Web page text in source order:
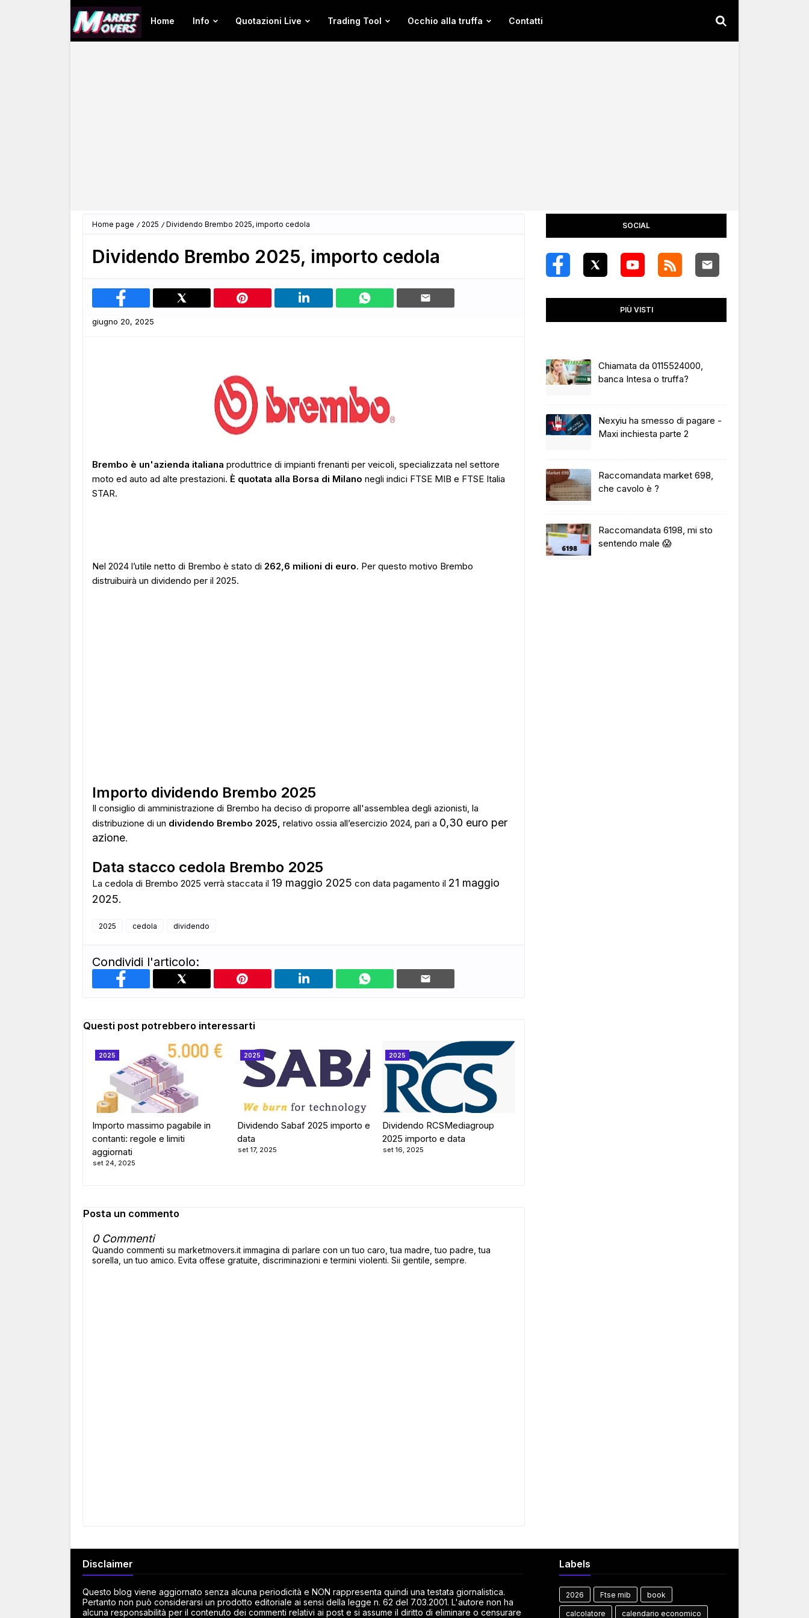
Home Info Quotazioni Live Trading Tool Occhio alla truffa Contatti
ADS
Home page 2025 Dividendo Brembo 2025, importo cedola
Dividendo Brembo 2025, importo cedola
giugno 20, 2025
Brembo è un'azienda italiana produttrice di impianti frenanti per veicoli, specializzata nel settore
moto ed auto ad alte prestazioni. È quotata alla Borsa di Milano negli indici FTSE MIB e FTSE Italia
STAR.
Nel 2024 l’utile netto di Brembo è stato di 262,6 milioni di euro. Per questo motivo Brembo
distruibuirà un dividendo per il 2025.
Importo dividendo Brembo 2025
Il consiglio di amministrazione di Brembo ha deciso di proporre all'assemblea degli azionisti, la
distribuzione di un dividendo Brembo 2025, relativo ossia all’esercizio 2024, pari a 0,30 euro per
azione.
Data stacco cedola Brembo 2025
La cedola di Brembo 2025 verrà staccata il 19 maggio 2025 con data pagamento il 21 maggio
2025.
2025 cedola dividendo
Condividi l'articolo:
Questi post potrebbero interessarti
2025
Importo massimo pagabile in
contanti: regole e limiti
aggiornati
set 24, 2025
2025
Dividendo Sabaf 2025 importo e
data
set 17, 2025
2025
Dividendo RCSMediagroup
2025 importo e data
set 16, 2025
Posta un commento
0 Commenti
Quando commenti su marketmovers.it immagina di parlare con un tuo caro, tua madre, tuo padre, tua
sorella, un tuo amico. Evita offese gratuite, discriminazioni e termini violenti. Sii gentile, sempre.
SOCIAL
PIÙ VISTI
Chiamata da 0115524000,
banca Intesa o truffa?
Nexyiu ha smesso di pagare -
Maxi inchiesta parte 2
Raccomandata market 698,
che cavolo è ?
Raccomandata 6198, mi sto
sentendo male 😱
Disclaimer
Questo blog viene aggiornato senza alcuna periodicità e NON rappresenta quindi una testata giornalistica.
Pertanto non può considerarsi un prodotto editoriale ai sensi della legge n. 62 del 7.03.2001. L'autore non ha
alcuna responsabilità per il contenuto dei commenti relativi ai post e si assume il diritto di eliminare o censurare
Labels
2026 Ftse mib book
calcolatore calendario economico